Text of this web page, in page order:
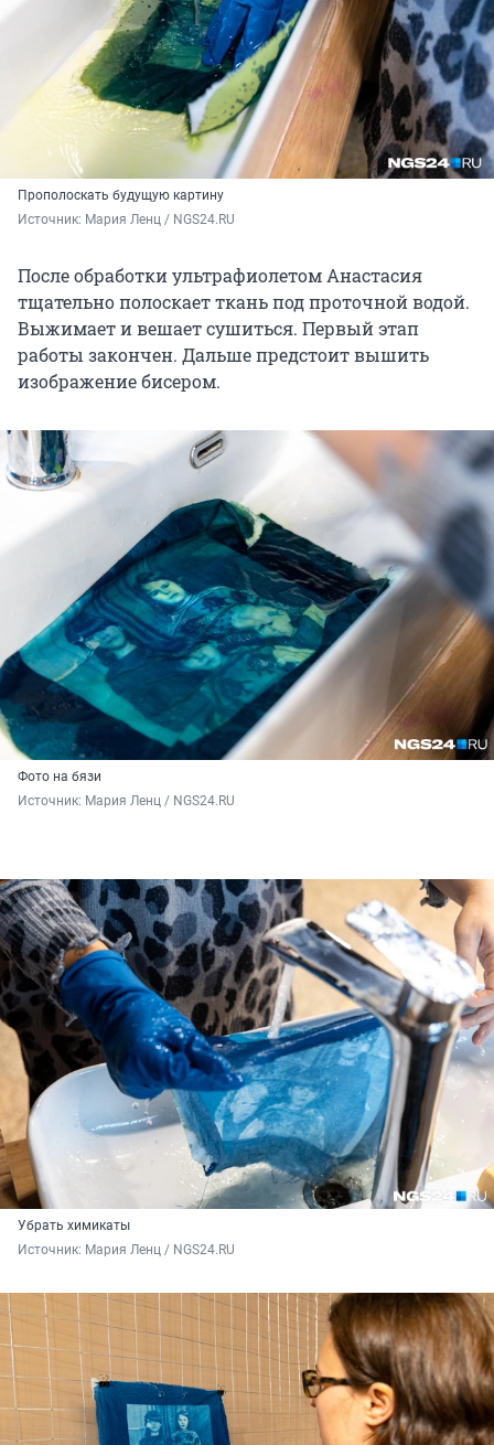
Прополоскать будущую картину
Источник: Мария Ленц / NGS24.RU
После обработки ультрафиолетом Анастасия
тщательно полоскает ткань под проточной водой.
Выжимает и вешает сушиться. Первый этап
работы закончен. Дальше предстоит вышить
изображение бисером.
Фото на бязи
Источник: Мария Ленц / NGS24.RU
Убрать химикаты
Источник: Мария Ленц / NGS24.RU